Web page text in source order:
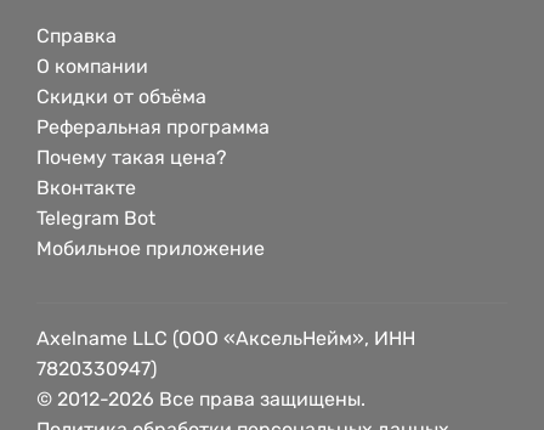
Справка
О компании
Скидки от объёма
Реферальная программа
Почему такая цена?
Вконтакте
Telegram Bot
Мобильное приложение
Axelname LLC (ООО «АксельНейм», ИНН
7820330947)
© 2012-2026 Все права защищены.